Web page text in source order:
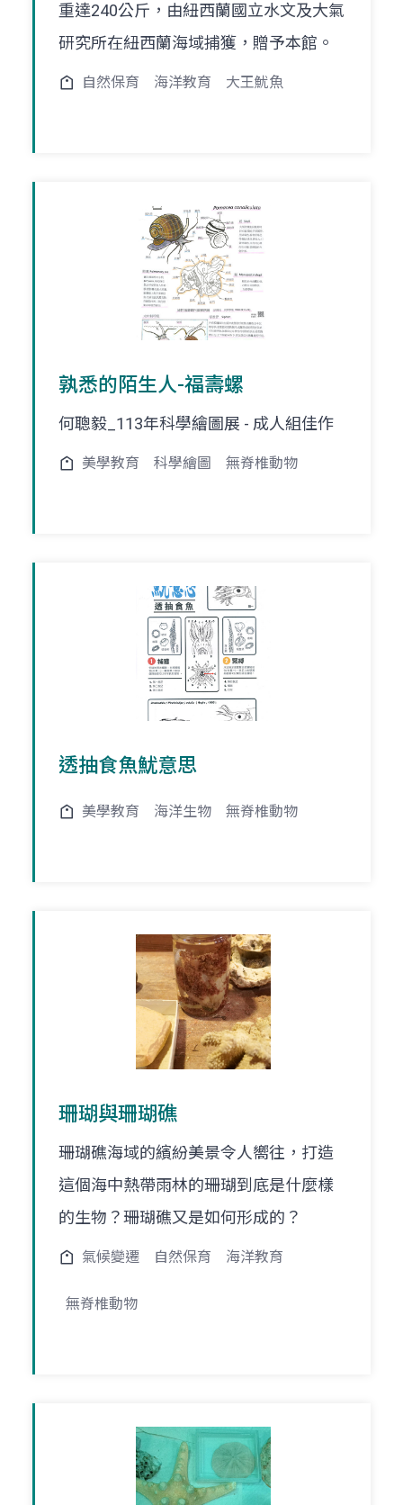
重達240公斤，由紐西蘭國立水文及大氣
研究所在紐西蘭海域捕獲，贈予本館。
自然保育 海洋教育 大王魷魚
孰悉的陌生人-福壽螺
何聰毅_113年科學繪圖展 - 成人組佳作
美學教育 科學繪圖 無脊椎動物
透抽食魚魷意思
美學教育 海洋生物 無脊椎動物
珊瑚與珊瑚礁
珊瑚礁海域的繽紛美景令人嚮往，打造
這個海中熱帶雨林的珊瑚到底是什麼樣
的生物？珊瑚礁又是如何形成的？
氣候變遷 自然保育 海洋教育
無脊椎動物